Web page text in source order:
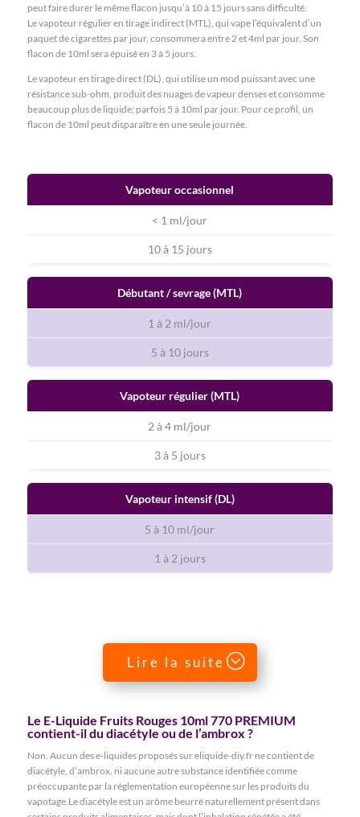
peut faire durer le même flacon jusqu’à 10 à 15 jours sans difficulté.
Le vapoteur régulier en tirage indirect (MTL), qui vape l’équivalent d’un
paquet de cigarettes par jour, consommera entre 2 et 4ml par jour. Son
flacon de 10ml sera épuisé en 3 à 5 jours.
Le vapoteur en tirage direct (DL), qui utilise un mod puissant avec une
résistance sub-ohm, produit des nuages de vapeur denses et consomme
beaucoup plus de liquide; parfois 5 à 10ml par jour. Pour ce profil, un
flacon de 10ml peut disparaître en une seule journée.
Vapoteur occasionnel
< 1 ml/jour
10 à 15 jours
Débutant / sevrage (MTL)
1 à 2 ml/jour
5 à 10 jours
Vapoteur régulier (MTL)
2 à 4 ml/jour
3 à 5 jours
Vapoteur intensif (DL)
5 à 10 ml/jour
1 à 2 jours
Lire la suite
Le E-Liquide Fruits Rouges 10ml 770 PREMIUM
contient-il du diacétyle ou de l’ambrox ?
Non. Aucun des e-liquides proposés sur eliquide-diy.fr ne contient de
diacétyle, d’ambrox, ni aucune autre substance identifiée comme
préoccupante par la réglementation européenne sur les produits du
vapotage.Le diacétyle est un arôme beurré naturellement présent dans